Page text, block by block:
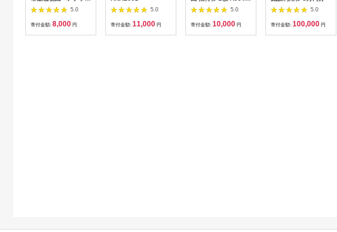
ト 【12203-0196】
5.0
寄付金額: 8,000 円
5.0
寄付金額: 11,000 円
／ 熱帯 動植物園 チケ
ット 静岡県 東伊豆町
5.0
寄付金額: 10,000 円
5.0
寄付金額: 100,000 円